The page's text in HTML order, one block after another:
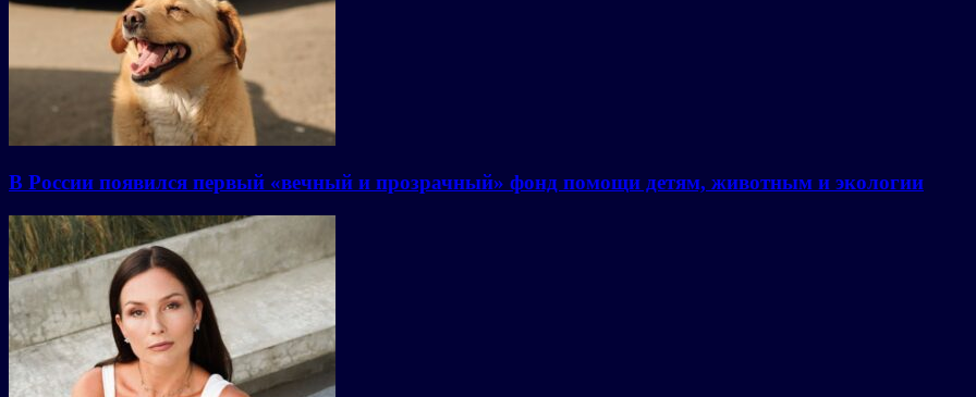
В России появился первый «вечный и прозрачный» фонд помощи детям, животным и экологии